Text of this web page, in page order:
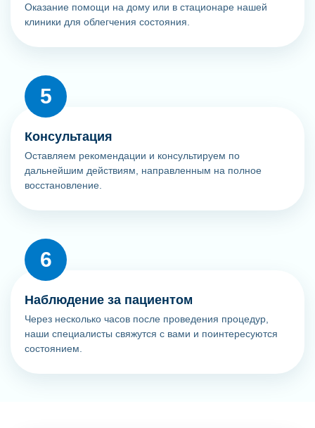
Оказание помощи на дому или в стационаре нашей
клиники для облегчения состояния.
Консультация
Оставляем рекомендации и консультируем по
дальнейшим действиям, направленным на полное
восстановление.
Наблюдение за пациентом
Через несколько часов после проведения процедур,
наши специалисты свяжутся с вами и поинтересуются
состоянием.